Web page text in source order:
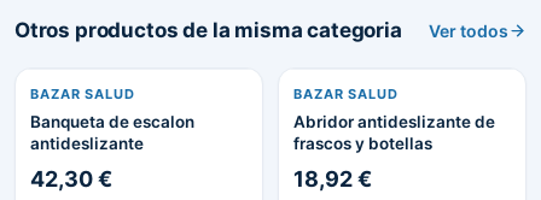
Otros productos de la misma categoria Ver todos
BAZAR SALUD
Banqueta de escalon
antideslizante
42,30 €
BAZAR SALUD
Abridor antideslizante de
frascos y botellas
18,92 €